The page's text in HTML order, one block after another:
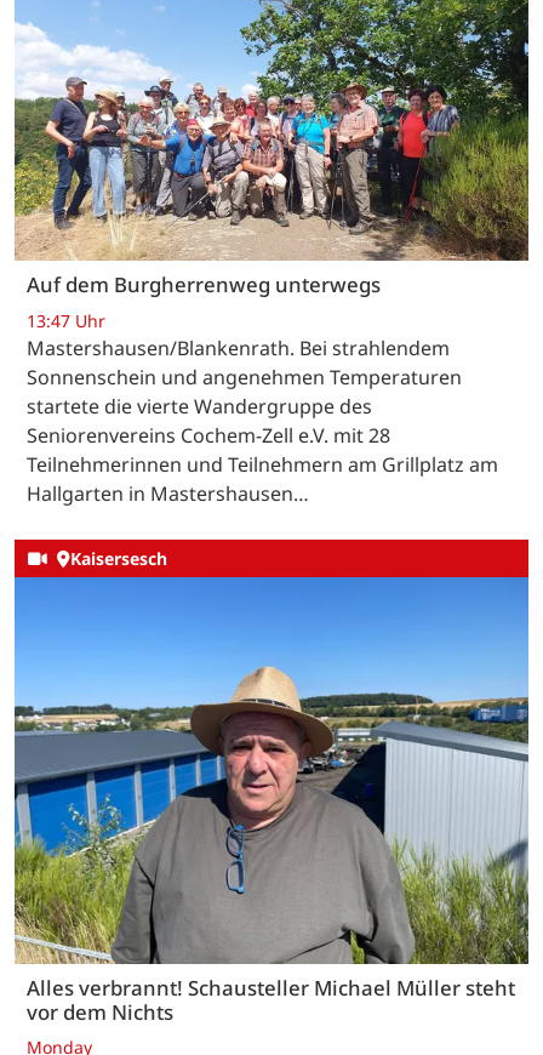
Auf dem Burgherrenweg unterwegs
13:47 Uhr
Mastershausen/Blankenrath. Bei strahlendem
Sonnenschein und angenehmen Temperaturen
startete die vierte Wandergruppe des
Seniorenvereins Cochem-Zell e.V. mit 28
Teilnehmerinnen und Teilnehmern am Grillplatz am
Hallgarten in Mastershausen…
Kaisersesch
Alles verbrannt! Schausteller Michael Müller steht
vor dem Nichts
Monday